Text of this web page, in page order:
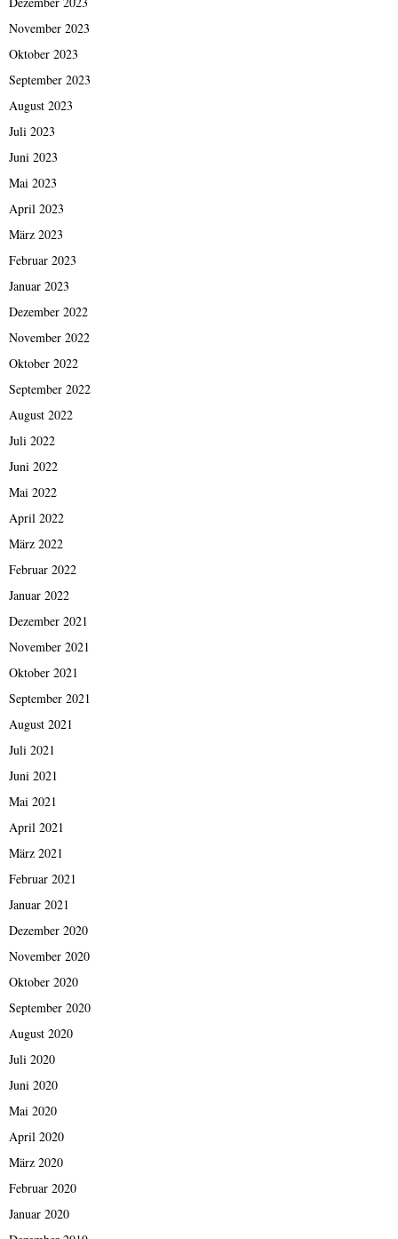
November 2023
Oktober 2023
September 2023
August 2023
Juli 2023
Juni 2023
Mai 2023
April 2023
März 2023
Februar 2023
Januar 2023
Dezember 2022
November 2022
Oktober 2022
September 2022
August 2022
Juli 2022
Juni 2022
Mai 2022
April 2022
März 2022
Februar 2022
Januar 2022
Dezember 2021
November 2021
Oktober 2021
September 2021
August 2021
Juli 2021
Juni 2021
Mai 2021
April 2021
März 2021
Februar 2021
Januar 2021
Dezember 2020
November 2020
Oktober 2020
September 2020
August 2020
Juli 2020
Juni 2020
Mai 2020
April 2020
März 2020
Februar 2020
Januar 2020